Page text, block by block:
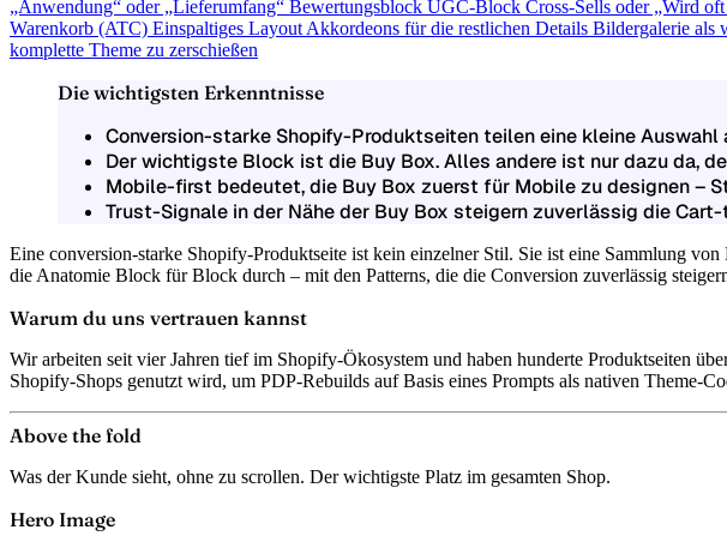
„Anwendung“ oder „Lieferumfang“ Bewertungsblock UGC-Block Cross-Sells oder „Wird
Warenkorb (ATC) Einspaltiges Layout Akkordeons für die restlichen Details Bildergalerie als
komplette Theme zu zerschießen
Die wichtigsten Erkenntnisse
Conversion-starke Shopify-Produktseiten teilen eine kleine
Der wichtigste Block ist die Buy Box. Alles andere ist nur dazu da,
Mobile-first bedeutet, die Buy Box zuerst für Mobile zu designen –
Trust-Signale in der Nähe der Buy Box steigern zuverlässig die
Eine conversion-starke Shopify-Produktseite ist kein einzelner Stil. Sie ist eine Sammlung
die Anatomie Block für Block durch – mit den Patterns, die die Conversion zuverlässig
Warum du uns vertrauen kannst
Wir arbeiten seit vier Jahren tief im Shopify-Ökosystem und haben hunderte Produktseiten
Shopify-Shops genutzt wird, um PDP-Rebuilds auf Basis eines Prompts als nativen Theme-
Above the fold
Was der Kunde sieht, ohne zu scrollen. Der wichtigste Platz im gesamten Shop.
Hero Image